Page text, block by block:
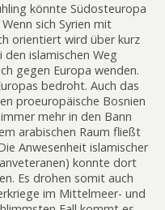
könnte Südosteuropa
sich Syrien mit
orientiert wird über kurz
islamischen Weg
gegen Europa wenden.
bedroht. Auch das
proeuropäische Bosnien
mehr in den Bann
arabischen Raum fließt
Anwesenheit islamischer
konnte dort
Es drohen somit auch
im Mittelmeer- und